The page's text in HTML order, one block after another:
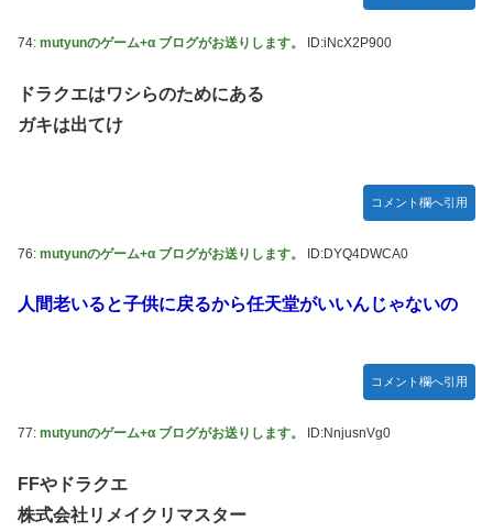
74: mutyunのゲーム+α ブログがお送りします。 ID:iNcX2P900
ドラクエはワシらのためにある
ガキは出てけ
コメント欄へ引用
76: mutyunのゲーム+α ブログがお送りします。 ID:DYQ4DWCA0
人間老いると子供に戻るから任天堂がいいんじゃないの
コメント欄へ引用
77: mutyunのゲーム+α ブログがお送りします。 ID:NnjusnVg0
FFやドラクエ
株式会社リメイクリマスター